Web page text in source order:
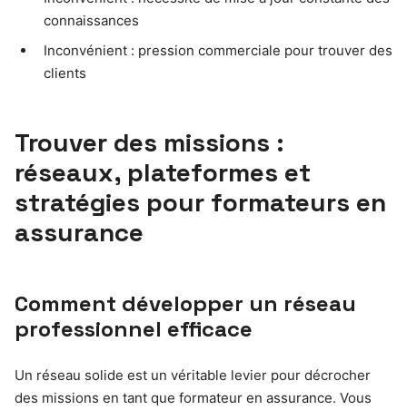
connaissances
Inconvénient : pression commerciale pour trouver des
clients
Trouver des missions :
réseaux, plateformes et
stratégies pour formateurs en
assurance
Comment développer un réseau
professionnel efficace
Un réseau solide est un véritable levier pour décrocher
des missions en tant que formateur en assurance. Vous